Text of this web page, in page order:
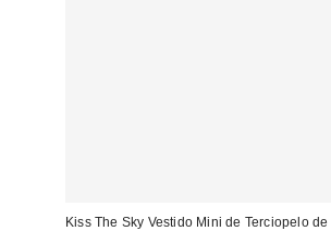
Kiss The Sky Vestido Mini de Terciopelo